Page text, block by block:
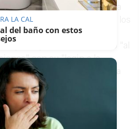
pruebas" y "obtenía
de espera", le facilitó los
para el propósito
principal habría accedido "al
con su "login a la
y simulando la existencia
médica". Solicitaba
magnéticas
LA CAL
del baño con estos